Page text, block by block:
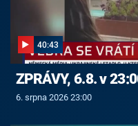
40:43
ZPRÁVY, 6.8. v
6. srpna 2026 23:00